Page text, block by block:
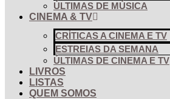
ÚLTIMAS DE MÚSICA
CINEMA & TV
CRÍTICAS A CINEMA E TV
ESTREIAS DA SEMANA
ÚLTIMAS DE CINEMA E TV
LIVROS
LISTAS
QUEM SOMOS